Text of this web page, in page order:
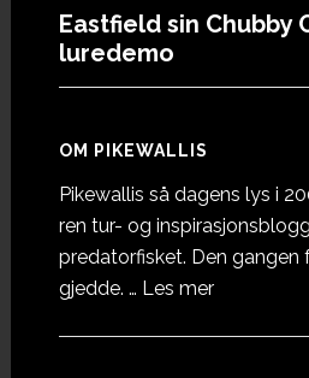
Eastfield sin Chubby
luredemo
OM PIKEWALLIS
Pikewallis så dagens lys i
ren tur- og
predatorfisket. Den
gjedde. … Les meromOm